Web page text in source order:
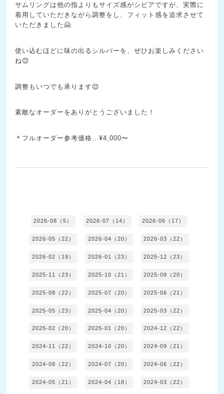
サムリングは他の指よりもサイズ感がシビアですが、実際に
着用していただきながら調整をし、フィット感を追求させて
いただきました🤗
使い込むほどに味の出るシルバーを、ぜひお楽しみください
ね😊
調整もいつでも承ります😌
素敵なオーダーをありがとうございました！
＊フルオーダー参考価格…¥4,000〜
2026-08（5） 2026-07（14） 2026-06（17）
2026-05（22） 2026-04（20） 2026-03（22）
2026-02（19） 2026-01（23） 2025-12（23）
2025-11（23） 2025-10（21） 2025-09（20）
2025-08（22） 2025-07（20） 2025-06（21）
2025-05（23） 2025-04（20） 2025-03（22）
2025-02（20） 2025-01（20） 2024-12（22）
2024-11（22） 2024-10（20） 2024-09（21）
2024-08（22） 2024-07（20） 2024-06（22）
2024-05（21） 2024-04（18） 2024-03（22）